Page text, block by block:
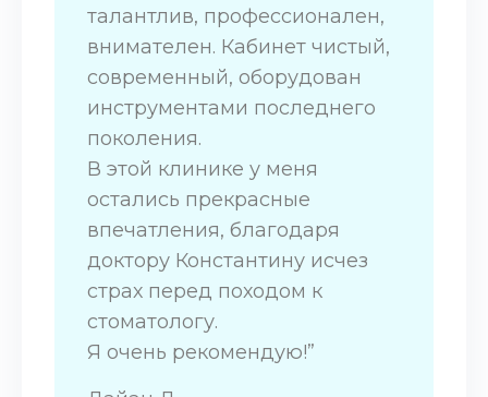
талантлив, профессионален,
внимателен. Кабинет чистый,
современный, оборудован
инструментами последнего
поколения.
В этой клинике у меня
остались прекрасные
впечатления, благодаря
доктору Константину исчез
страх перед походом к
стоматологу.
Я очень рекомендую!”